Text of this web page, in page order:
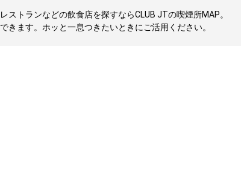
トランなどの飲食店を探すならCLUB JTの喫煙所MAP。
ます。ホッと一息つきたいときにご活用ください。